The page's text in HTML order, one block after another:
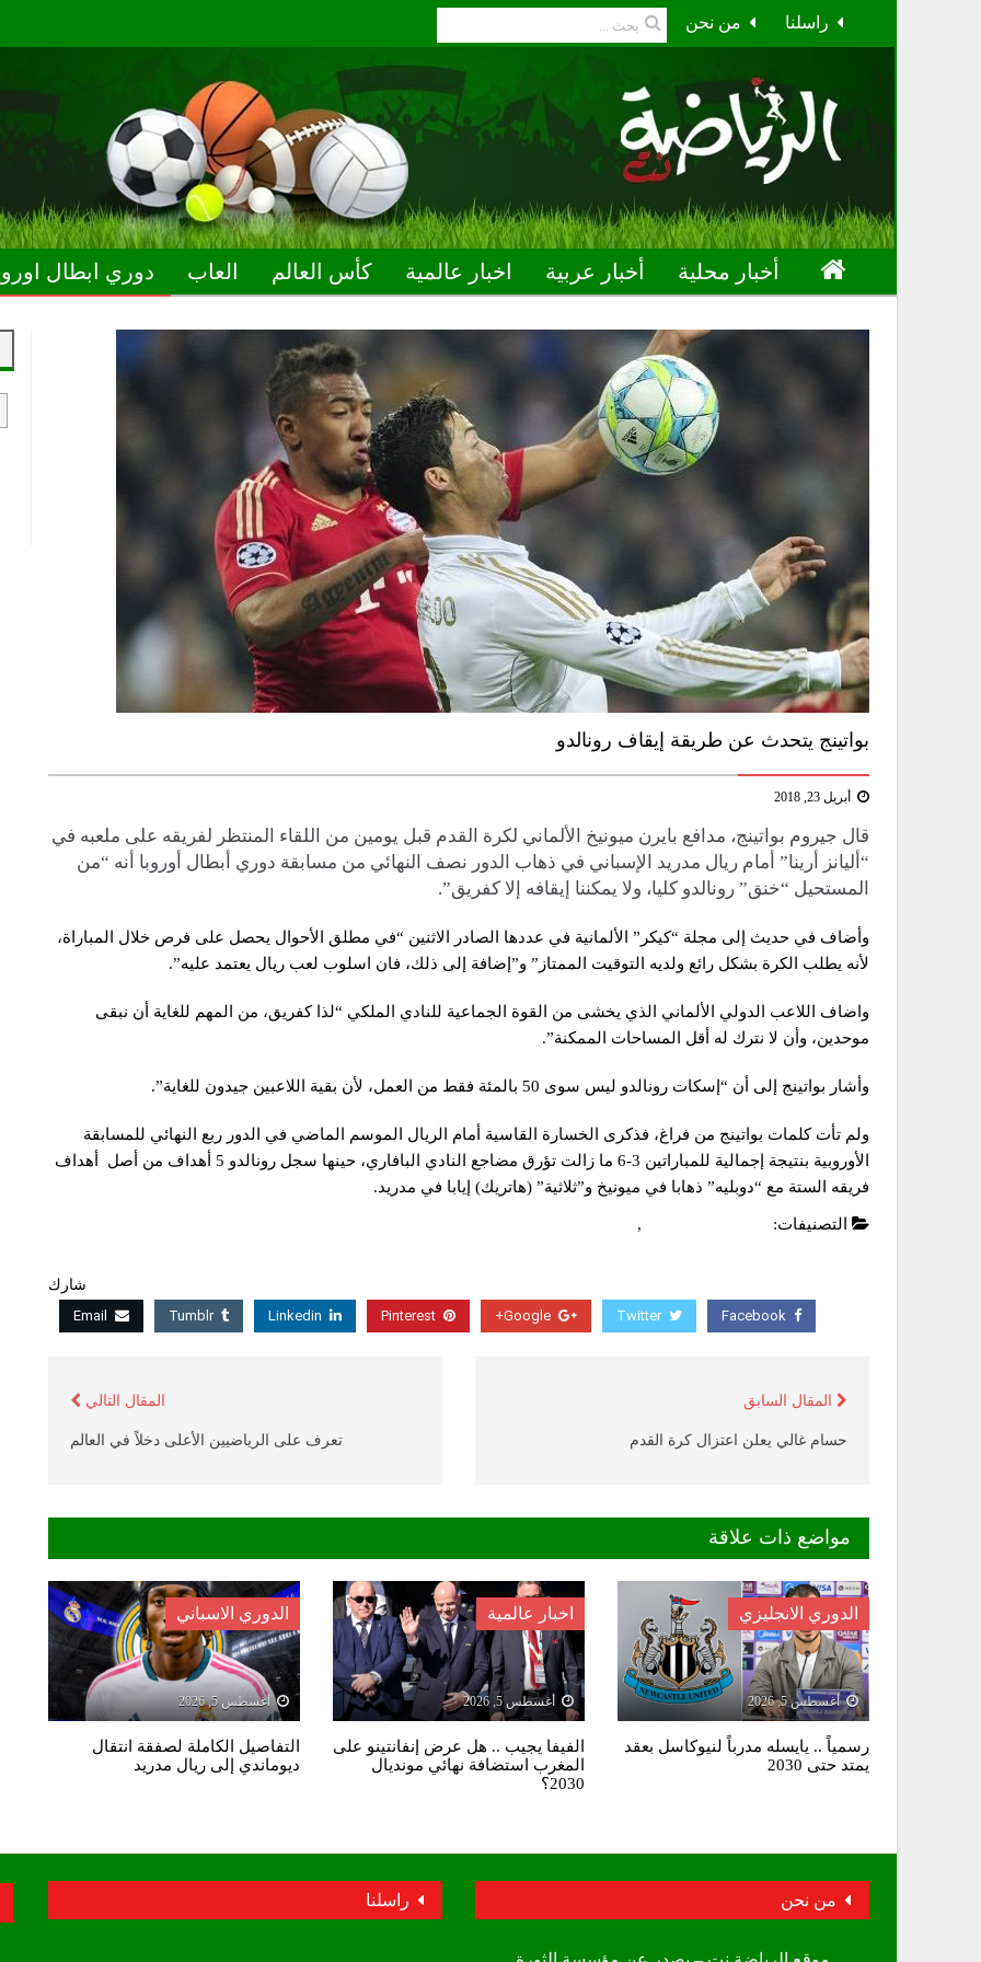
من نحن راسلنا
أخبار محلية أخبار عربية اخبار عالمية كأس العالم العاب دوري ابطال
بواتينج يتحدث عن طريقة إيقاف رونالدو
أبريل 23, 2018
قال جيروم بواتينج، مدافع بايرن ميونيخ الألماني لكرة القدم قبل يومين من اللقاء المنتظر لفريقه على ملعبه في
“أليانز أرينا” أمام ريال مدريد الإسباني في ذهاب الدور نصف النهائي من مسابقة دوري أبطال أوروبا أنه “من
المستحيل “خنق” رونالدو كليا، ولا يمكننا إيقافه إلا كفريق”.
وأضاف في حديث إلى مجلة “كيكر” الألمانية في عددها الصادر الاثنين “في مطلق الأحوال يحصل على فرص خلال المباراة،
لأنه يطلب الكرة بشكل رائع ولديه التوقيت الممتاز” و”إضافة إلى ذلك، فان اسلوب لعب ريال يعتمد عليه”.
واضاف اللاعب الدولي الألماني الذي يخشى من القوة الجماعية للنادي الملكي “لذا كفريق، من المهم للغاية أن نبقى
موحدين، وأن لا نترك له أقل المساحات الممكنة”.
وأشار بواتينج إلى أن “إسكات رونالدو ليس سوى 50 بالمئة فقط من العمل، لأن بقية اللاعبين جيدون للغاية”.
ولم تأت كلمات بواتينج من فراغ، فذكرى الخسارة القاسية أمام الريال الموسم الماضي في الدور ربع النهائي للمسابقة
الأوروبية بنتيجة إجمالية للمباراتين 3-6 ما زالت تؤرق مضاجع النادي البافاري، حينها سجل رونالدو 5 أهداف من أصل أهداف
فريقه الستة مع “دوبليه” ذهابا في ميونيخ و”ثلاثية” (هاتريك) إيابا في مدريد.
التصنيفات: ,
شارك
Facebook
Twitter
Google+
Pinterest
Linkedin
Tumblr
Email
المقال السابق
حسام غالي يعلن اعتزال كرة القدم
المقال التالي
تعرف على الرياضيين الأعلى دخلاً في العالم
مواضع ذات علاقة
الدوري الانجليزي
أغسطس 5, 2026
رسمياً .. يايسله مدرباً لنيوكاسل بعقد
يمتد حتى 2030
اخبار عالمية
أغسطس 5, 2026
الفيفا يجيب .. هل عرض إنفانتينو على
المغرب استضافة نهائي مونديال
2030؟
الدوري الاسباني
أغسطس 5, 2026
التفاصيل الكاملة لصفقة انتقال
ديوماندي إلى ريال مدريد
من نحن راسلنا